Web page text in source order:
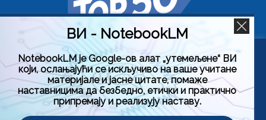
Користимо колачиће на овој веб страници да бисмо вам
побољшали искуство коришћења нашег сајта тако што
ћемо запамтити ваше жељене поставке. Кликом на
„Прихвати све“, пристајете на употребу СВИХ колачића.
Међутим, можете да посетите „Подешавање колачића“
да бисте дали контролисану сагласност.
ВИ - NotebookLM
NotebookLM је Google-ов алат „утемељене“ ВИ
који, ослањајући се искључиво на ваше учитане
материјале и јасне цитате, помаже
наставницима да безбедно, етички и практично
припремају и реализују наставу.